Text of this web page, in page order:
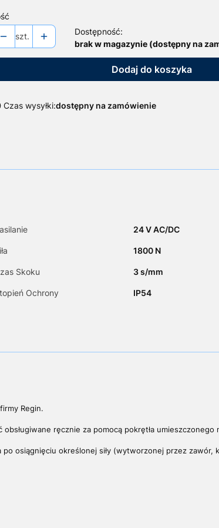
szt.
Dostępność:
brak w magazynie (dostępny na
Dodaj do koszyka
Czas wysyłki:dostępny na zamówienie
24 V AC/DC
1800 N
Skoku 3 s/mm
Ochrony IP54
Regin.
ręcznie za pomocą pokrętła umieszczonego
po osiągnięciu określonej siły (wytworzonej przez zawór,